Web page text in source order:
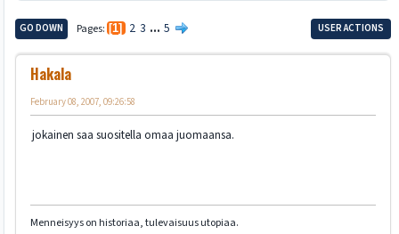
GO DOWN Pages 1 2 3 ... 5 USER ACTIONS
Hakala
February 08, 2007, 09:26:58
jokainen saa suositella omaa juomaansa.
Menneisyys on historiaa, tulevaisuus utopiaa.